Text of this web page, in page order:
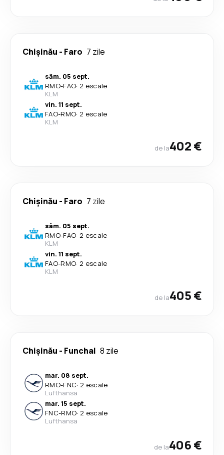
Chișinău - Faro 7 zile
sâm. 05 sept.
RMO-FAO· 2 escale
KLM
vin. 11 sept.
FAO-RMO· 2 escale
KLM
de la402 €
Chișinău - Faro 7 zile
sâm. 05 sept.
RMO-FAO· 2 escale
KLM
vin. 11 sept.
FAO-RMO· 2 escale
KLM
de la405 €
Chișinău - Funchal 8 zile
mar. 08 sept.
RMO-FNC· 2 escale
Lufthansa
mar. 15 sept.
FNC-RMO· 2 escale
Lufthansa
de la406 €